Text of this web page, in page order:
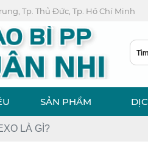
Tp. Thủ Đức, Tp. Hồ Chí Minh
SẢN PHẨM
LÀ GÌ?